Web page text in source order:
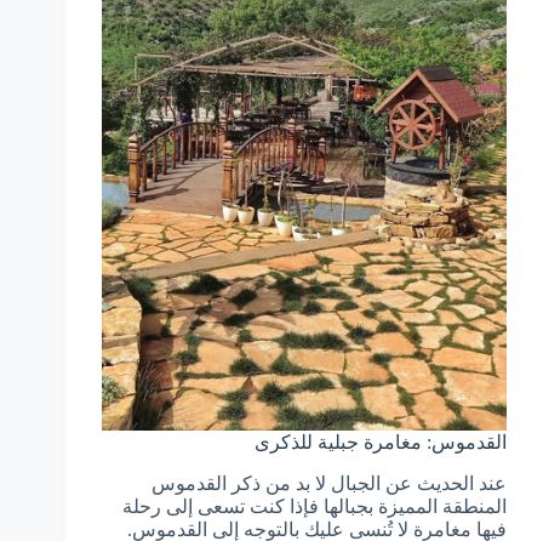
القدموس: مغامرة جبلية للذكرى
عند الحديث عن الجبال لا بد من ذكر القدموس
المنطقة المميزة بجبالها فإذا كنت تسعى إلى رحلة
فيها مغامرة لا تُنسى عليك بالتوجه إلى القدموس.